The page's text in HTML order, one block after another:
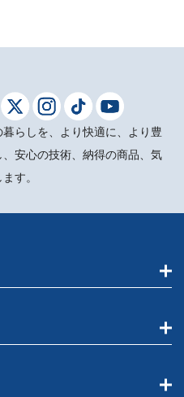
らしを、より快適に、より豊
安心の技術、納得の商品、気
す。